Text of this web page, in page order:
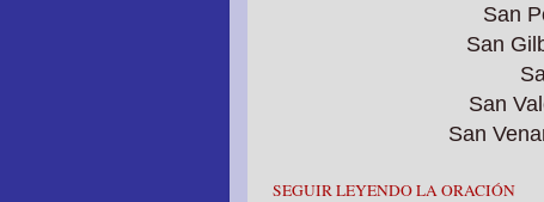
San
San
San
San
SEGUIR LEYENDO LA ORACIÓN